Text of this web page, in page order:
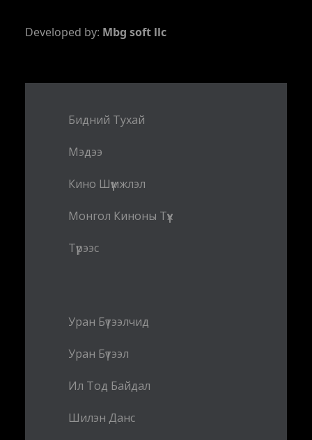
Developed by: Mbg soft llc
Бидний Тухай
Мэдээ
Кино Шүүмжлэл
Монгол Киноны Түүх
Түрээс
Уран Бүтээлчид
Уран Бүтээл
Ил Тод Байдал
Шилэн Данс